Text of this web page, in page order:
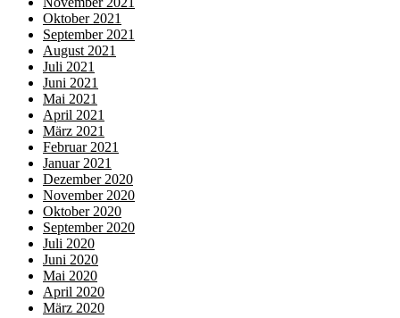
Oktober 2021
September 2021
August 2021
Juli 2021
Juni 2021
Mai 2021
April 2021
März 2021
Februar 2021
Januar 2021
Dezember 2020
November 2020
Oktober 2020
September 2020
Juli 2020
Juni 2020
Mai 2020
April 2020
März 2020